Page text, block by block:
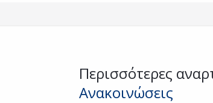
Περισσότερες
Ανακοινώσεις